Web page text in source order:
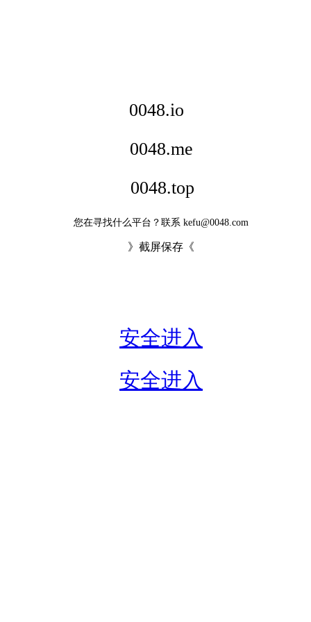
0048.io
0048.me
0048.top
您在寻找什么平台？联系 kefu@0048.com
》截屏保存《
安全进入
安全进入